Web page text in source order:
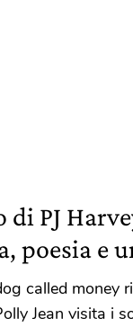
di PJ
poesia e
called money
Jean visita i